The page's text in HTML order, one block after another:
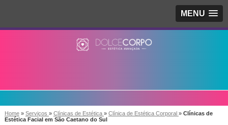
MENU
Home » Serviços » Clínicas de Estética » Clínica de Estética Corporal » Clínicas de
Estética Facial em São Caetano do Sul